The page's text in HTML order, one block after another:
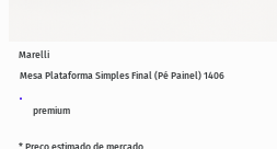
premium
Mesa Plataforma Simples Final (Pé Painel) 1406
* Preço estimado de mercado
Marelli